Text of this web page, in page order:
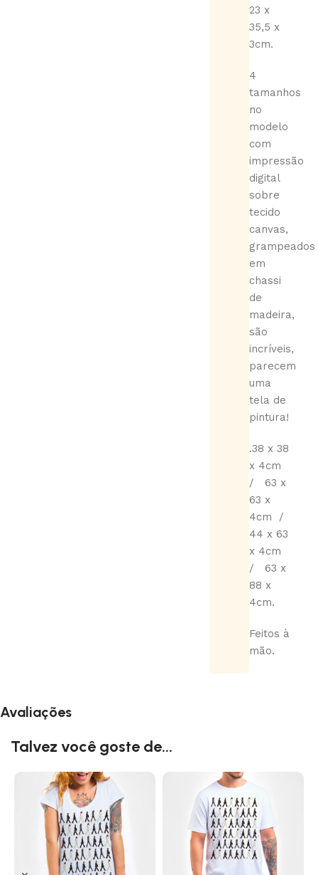
23 x
35,5 x
3cm.
4
tamanhos
no
modelo
com
impressão
digital
sobre
tecido
canvas,
grampeados
em
chassi
de
madeira,
são
incríveis,
parecem
uma
tela de
pintura!
.38 x 38
x 4cm
/ 63 x
63 x
4cm /
44 x 63
x 4cm
/ 63 x
88 x
4cm.
Feitos à
mão.
Avaliações
Talvez você goste de...